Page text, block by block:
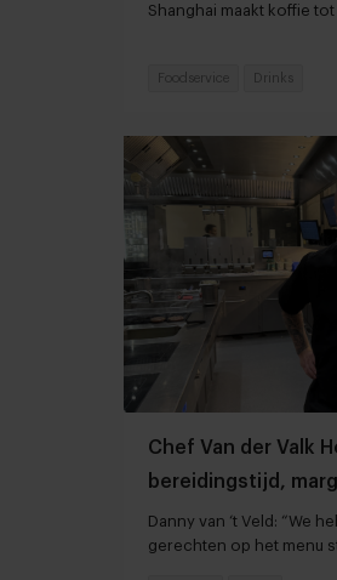
Shanghai maakt koffie
Foodservice Drinks
Chef Van der Valk
bereidingstijd,
Danny van ‘t Veld: “We
gerechten op het menu